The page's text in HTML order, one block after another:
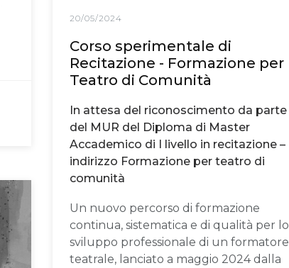
20/05/2024
Corso sperimentale di
Recitazione - Formazione per
Teatro di Comunità
In attesa del riconoscimento da parte
del MUR del Diploma di Master
Accademico di I livello in recitazione –
indirizzo Formazione per teatro di
comunità
Un nuovo percorso di formazione
continua, sistematica e di qualità per lo
sviluppo professionale di un formatore
teatrale, lanciato a maggio 2024 dalla